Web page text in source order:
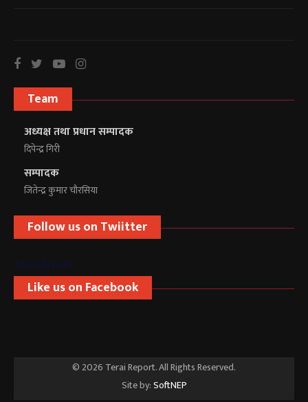
Team
अध्यक्ष तथा प्रधान सम्पादक
दिपेन्द्र गिरी
सम्पादक
जितेन्द्र कुमार चौरसिया
Follow us on Twiitter
Terai Report
Like us on Facebook
© 2026 Terai Report. All Rights Reserved.
Site by:SoftNEP